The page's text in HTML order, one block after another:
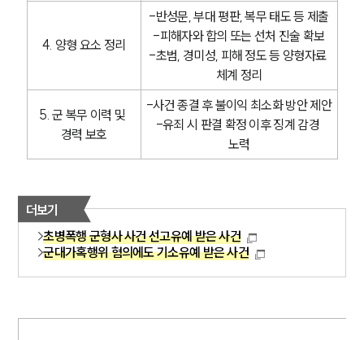
4. 양형 요소 정리
-반성문, 부대 평판, 복무 태도 등 제출
-피해자와 합의 또는 선처 진술 확보
-초범, 경미성, 피해 정도 등 양형자료
체계 정리
5. 군 복무 이력 및
경력 보호
-사건 종결 후 불이익 최소화 방안 제안
-유죄 시 판결 확정 이후 징계 감경
노력
더보기
초병폭행 군형사 사건 선고유예 받은 사건
군대가혹행위 혐의에도 기소유예 받은 사건